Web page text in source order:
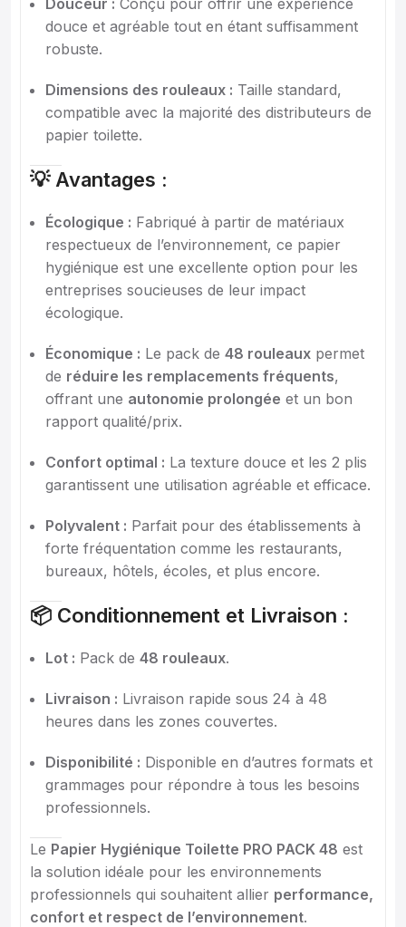
Douceur : Conçu pour offrir une expérience
douce et agréable tout en étant suffisamment
robuste.
Dimensions des rouleaux : Taille standard,
compatible avec la majorité des distributeurs de
papier toilette.
💡 Avantages :
Écologique : Fabriqué à partir de matériaux
respectueux de l’environnement, ce papier
hygiénique est une excellente option pour les
entreprises soucieuses de leur impact
écologique.
Économique : Le pack de 48 rouleaux permet
de réduire les remplacements fréquents,
offrant une autonomie prolongée et un bon
rapport qualité/prix.
Confort optimal : La texture douce et les 2 plis
garantissent une utilisation agréable et efficace.
Polyvalent : Parfait pour des établissements à
forte fréquentation comme les restaurants,
bureaux, hôtels, écoles, et plus encore.
📦 Conditionnement et Livraison :
Lot : Pack de 48 rouleaux.
Livraison : Livraison rapide sous 24 à 48
heures dans les zones couvertes.
Disponibilité : Disponible en d’autres formats et
grammages pour répondre à tous les besoins
professionnels.
Le Papier Hygiénique Toilette PRO PACK 48 est
la solution idéale pour les environnements
professionnels qui souhaitent allier performance,
confort et respect de l’environnement.